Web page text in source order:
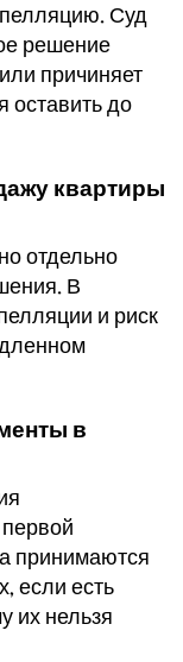
Суд
решение
причиняет
оставить до
квартиры
отдельно
В
и риск
в
принимаются
если есть
их нельзя